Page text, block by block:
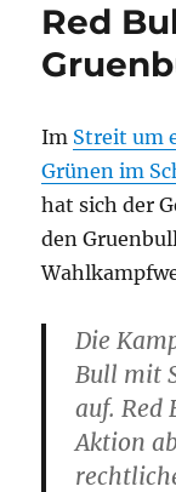
Red
Im Streit um
Grünen im
hat sich der
den
Die
Bull mit
auf. Red
Aktion